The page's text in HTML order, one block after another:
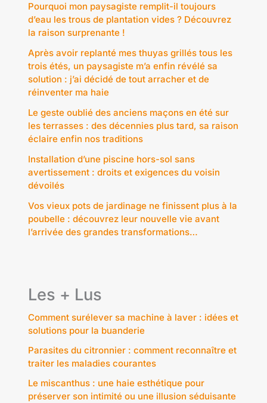
Pourquoi mon paysagiste remplit-il toujours
d’eau les trous de plantation vides ? Découvrez
la raison surprenante !
Après avoir replanté mes thuyas grillés tous les
trois étés, un paysagiste m’a enfin révélé sa
solution : j’ai décidé de tout arracher et de
réinventer ma haie
Le geste oublié des anciens maçons en été sur
les terrasses : des décennies plus tard, sa raison
éclaire enfin nos traditions
Installation d’une piscine hors-sol sans
avertissement : droits et exigences du voisin
dévoilés
Vos vieux pots de jardinage ne finissent plus à la
poubelle : découvrez leur nouvelle vie avant
l’arrivée des grandes transformations…
Les + Lus
Comment surélever sa machine à laver : idées et
solutions pour la buanderie
Parasites du citronnier : comment reconnaître et
traiter les maladies courantes
Le miscanthus : une haie esthétique pour
préserver son intimité ou une illusion séduisante